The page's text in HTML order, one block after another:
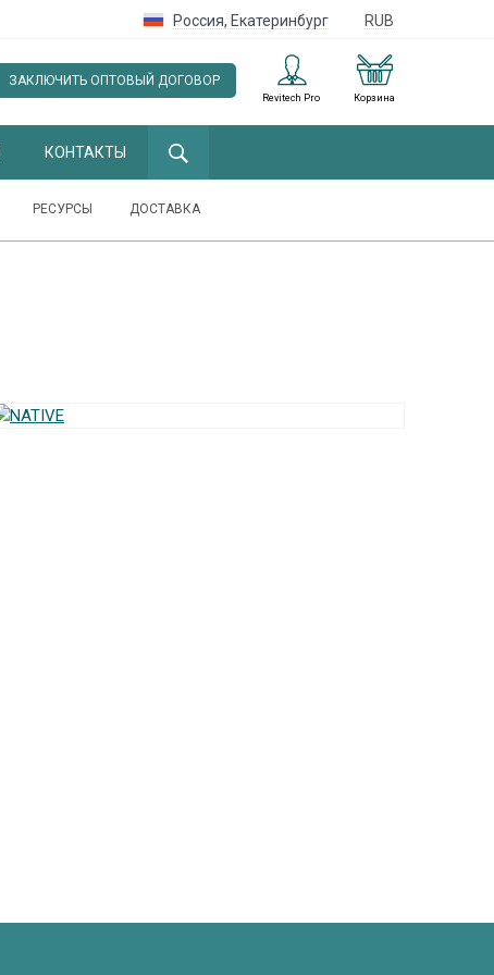
Россия, Екатеринбург RUB
Корзина
Revitech Pro
ЗАКЛЮЧИТЬ ОПТОВЫЙ ДОГОВОР
КОНТАКТЫ
РЕСУРСЫ ДОСТАВКА